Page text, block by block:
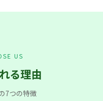
US
る理由
7つの特徴